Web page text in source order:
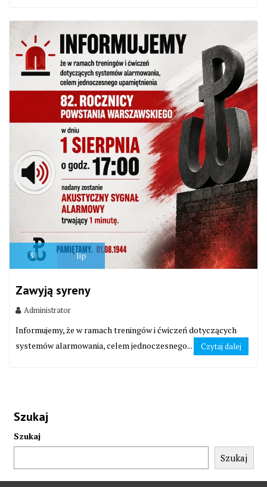
31 lip
Zawyją syreny
Administrator
Informujemy, że w ramach treningów i ćwiczeń dotyczących
systemów alarmowania, celem jednoczesnego...
Czytaj dalej
Szukaj
Szukaj
Szukaj